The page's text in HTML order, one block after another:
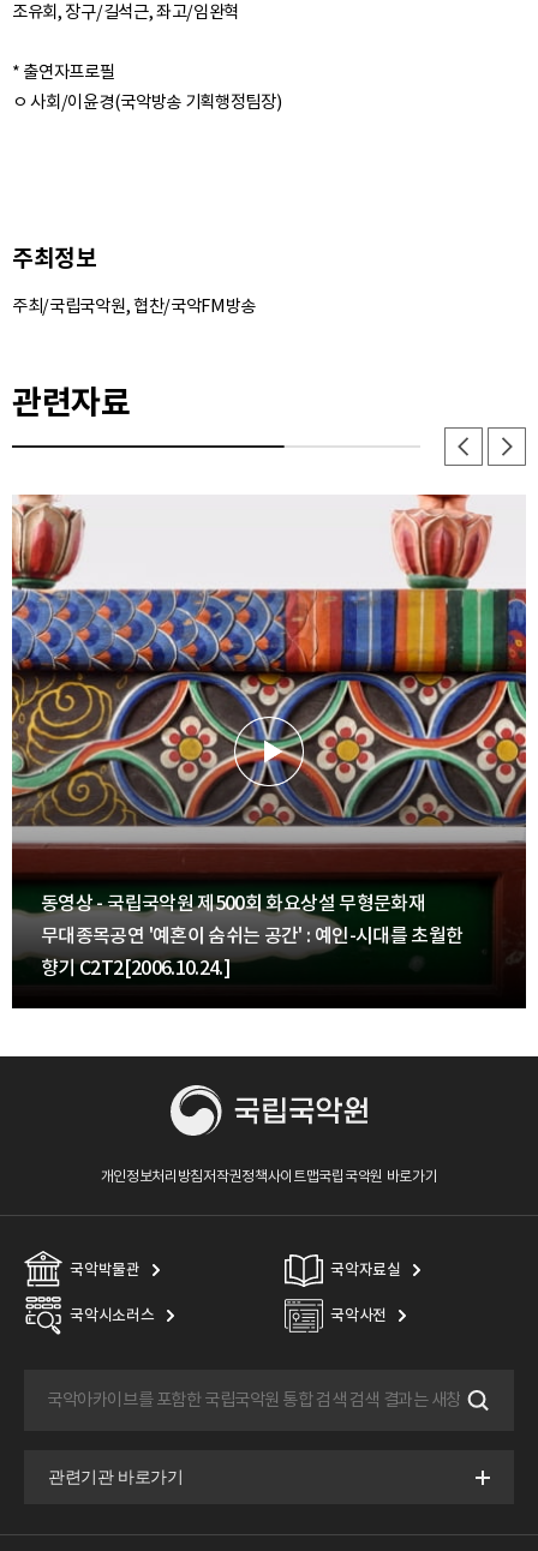
조유회, 장구/길석근, 좌고/임완혁
* 출연자프로필
주최정보
주최/국립국악원, 협찬/국악FM방송
관련자료
동영상 - 국립국악원 제500회 화요상설 무형문화재
무대종목공연 '예혼이 숨쉬는 공간' : 예인-시대를 초월한
향기 C2T2[2006.10.24.]
개인정보처리방침저작권정책사이트맵국립국악원 바로가기
국악박물관 국악자료실
국악시소러스 국악사전